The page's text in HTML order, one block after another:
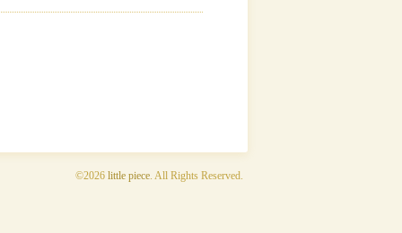
©2026 little piece . All Rights Reserved.